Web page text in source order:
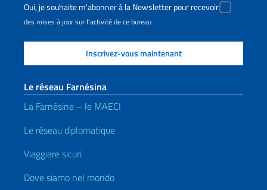
Oui, je souhaite m'abonner à la Newsletter pour recevoir
des mises à jour sur l'activité de ce bureau
Le réseau Farnésina
La Farnésine – le MAECI
Le réseau diplomatique
Viaggiare sicuri
Dove siamo nel mondo